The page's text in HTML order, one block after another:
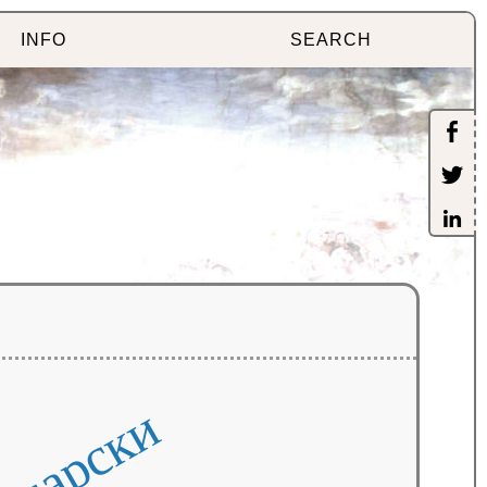
INFO SEARCH